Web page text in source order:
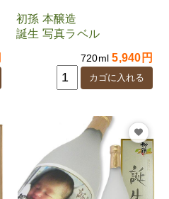
初孫 本醸造
誕生 写真ラベル
720ml5,940円